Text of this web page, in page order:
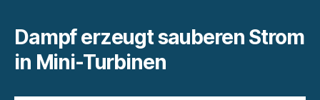
Dampf erzeugt sauberen Strom
in Mini-Turbinen